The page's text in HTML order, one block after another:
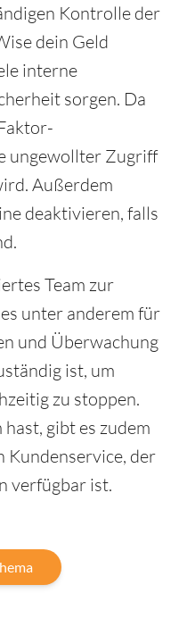
Kontrolle der
dein Geld
interne
sorgen. Da
ungewollter Zugriff
Außerdem
deaktivieren, falls
Team zur
unter anderem für
und Überwachung
ist, um
zu stoppen.
gibt es zudem
Kundenservice, der
verfügbar ist.